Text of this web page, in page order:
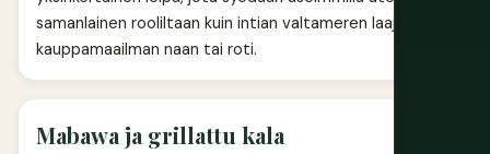
samanlainen rooliltaan kuin intian valtameren laajemman
kauppamaailman naan tai roti.
Mabawa ja grillattu kala